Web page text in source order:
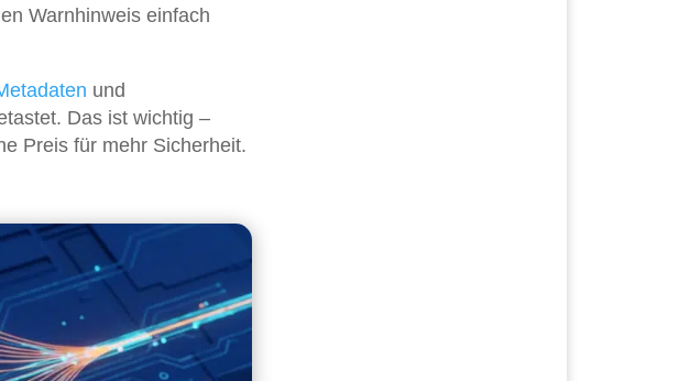
Warnhinweis einfach
und
Das ist wichtig –
Preis für mehr Sicherheit.